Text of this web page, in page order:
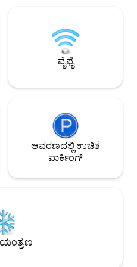
ಬಸ್
ಮತ್ತು
ನಿಷೇಧಿಸಲಾಗಿದೆ.
ಕಡಲತೀರದ ಪ್ರವೇಶ,
ಎಗ್ರೆಟ್‌ಗಳು ಮತ್ತು
ಎಸ್ಪ್ರೆಸೊ ಮತ್ತು
ವೈಫೈ
ಆವರಣದಲ್ಲಿ ಉಚಿತ
ಪಾರ್ಕಿಂಗ್